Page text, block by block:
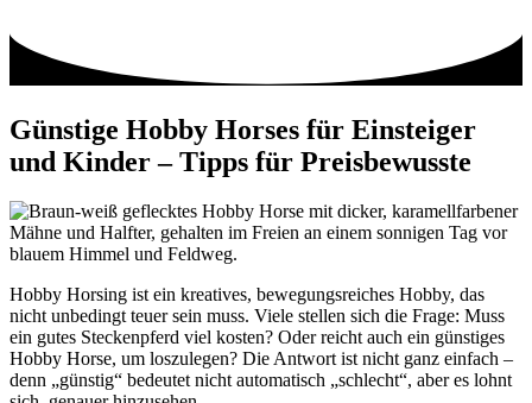
Günstige Hobby Horses für Einsteiger
und Kinder – Tipps für Preisbewusste
Hobby Horsing ist ein kreatives, bewegungsreiches Hobby, das
nicht unbedingt teuer sein muss. Viele stellen sich die Frage: Muss
ein gutes Steckenpferd viel kosten? Oder reicht auch ein günstiges
Hobby Horse, um loszulegen? Die Antwort ist nicht ganz einfach –
denn „günstig“ bedeutet nicht automatisch „schlecht“, aber es lohnt